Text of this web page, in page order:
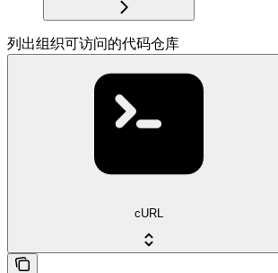
列出组织可访问的代码仓库
cURL